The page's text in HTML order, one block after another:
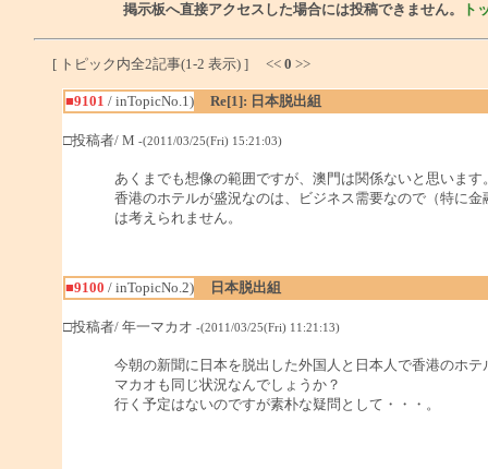
掲示板へ直接アクセスした場合には投稿できません。 ト
[ トピック内全2記事(1-2 表示) ] << 0 >>
■9101 / inTopicNo.1) Re[1]: 日本脱出組
□投稿者/ M -(2011/03/25(Fri) 15:21:03)
あくまでも想像の範囲ですが、澳門は関係ないと思います
香港のホテルが盛況なのは、ビジネス需要なので（特に
は考えられません。
■9100 / inTopicNo.2) 日本脱出組
□投稿者/ 年一マカオ -(2011/03/25(Fri) 11:21:13)
今朝の新聞に日本を脱出した外国人と日本人で香港のホ
マカオも同じ状況なんでしょうか？
行く予定はないのですが素朴な疑問として・・・。